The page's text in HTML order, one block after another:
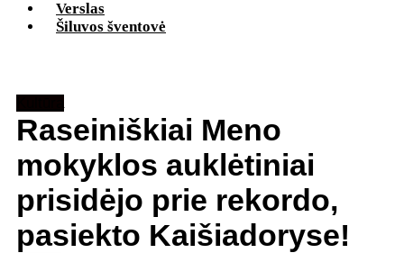
Verslas
Šiluvos šventovė
Raseiniškiai Meno
mokyklos auklėtiniai
prisidėjo prie rekordo,
pasiekto Kaišiadoryse!